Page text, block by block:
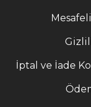
İptal ve İade